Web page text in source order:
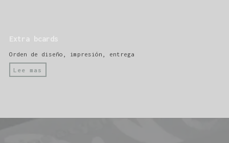
Extra bcards
Orden de diseño, impresión, entrega
Lee mas